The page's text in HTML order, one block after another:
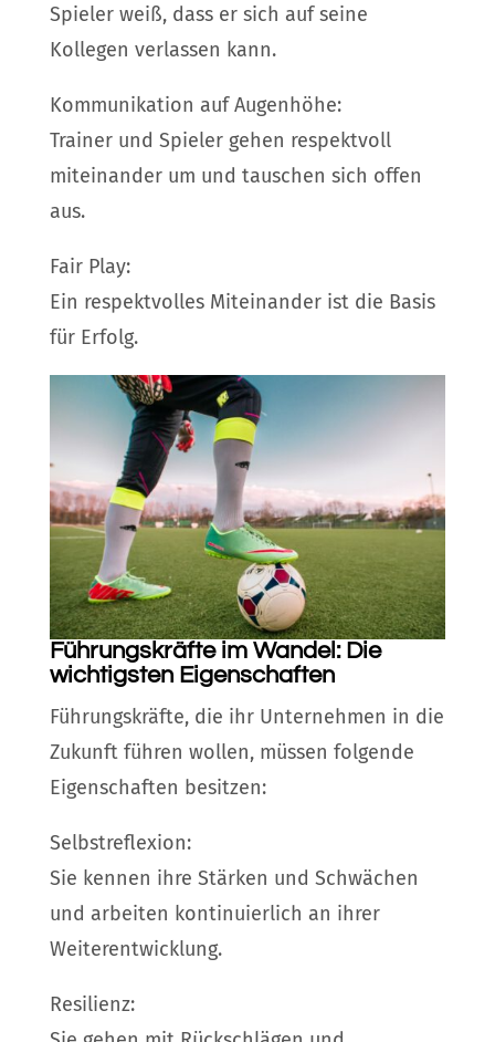
Spieler weiß, dass er sich auf seine
Kollegen verlassen kann.
Kommunikation auf Augenhöhe:
Trainer und Spieler gehen respektvoll
miteinander um und tauschen sich offen
aus.
Fair Play:
Ein respektvolles Miteinander ist die Basis
für Erfolg.
Führungskräfte im Wandel: Die
wichtigsten Eigenschaften
Führungskräfte, die ihr Unternehmen in die
Zukunft führen wollen, müssen folgende
Eigenschaften besitzen:
Selbstreflexion:
Sie kennen ihre Stärken und Schwächen
und arbeiten kontinuierlich an ihrer
Weiterentwicklung.
Resilienz: